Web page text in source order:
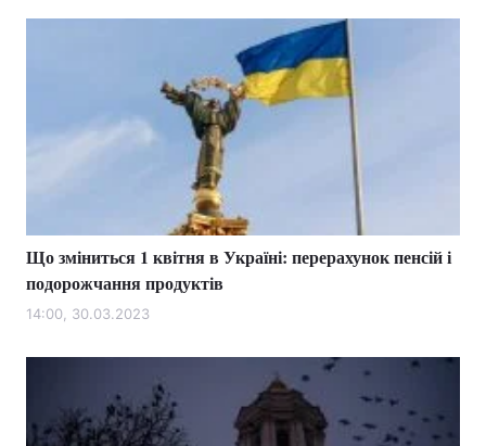
Що зміниться 1 квітня в Україні: перерахунок пенсій і
подорожчання продуктів
14:00, 30.03.2023